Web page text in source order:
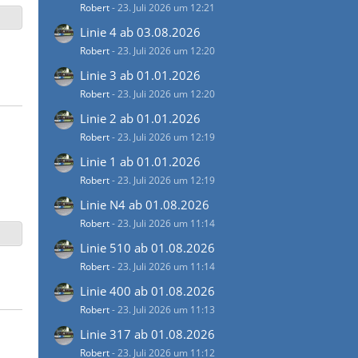
Robert-23. Juli 2026 um 12:21
Linie 4 ab 03.08.2026
Robert-23. Juli 2026 um 12:20
Linie 3 ab 01.01.2026
Robert-23. Juli 2026 um 12:20
Linie 2 ab 01.01.2026
Robert-23. Juli 2026 um 12:19
Linie 1 ab 01.01.2026
Robert-23. Juli 2026 um 12:19
Linie N4 ab 01.08.2026
Robert-23. Juli 2026 um 11:14
Linie 510 ab 01.08.2026
Robert-23. Juli 2026 um 11:14
Linie 400 ab 01.08.2026
Robert-23. Juli 2026 um 11:13
Linie 317 ab 01.08.2026
Robert-23. Juli 2026 um 11:12